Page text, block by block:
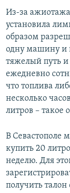
Из-за
установила
образом
одну машину и
тяжелый путь
ежедневно
что топлива
несколько
литров – такое
В Севастополе
купить 20
неделю. Для
получить талон